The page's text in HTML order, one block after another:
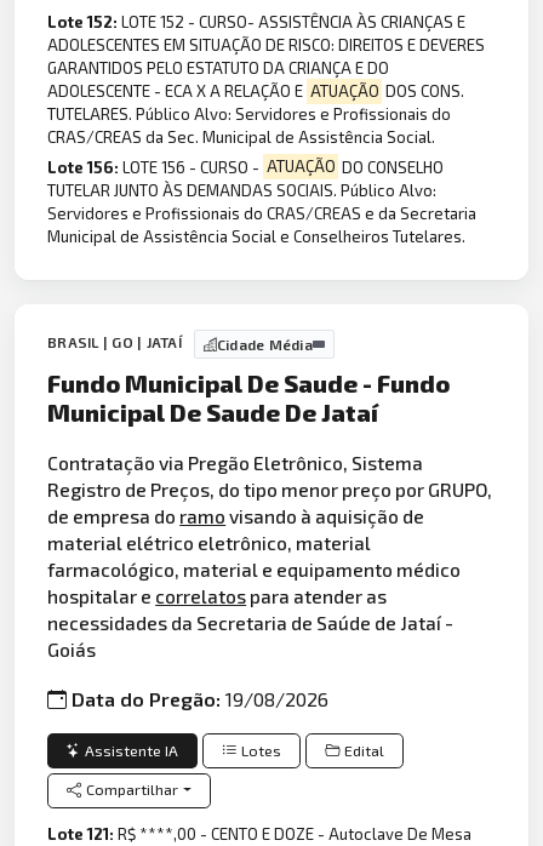
Lote 152:LOTE 152 - CURSO- ASSISTÊNCIA ÀS CRIANÇAS E
ADOLESCENTES EM SITUAÇÃO DE RISCO: DIREITOS E DEVERES
GARANTIDOS PELO ESTATUTO DA CRIANÇA E DO
ADOLESCENTE - ECA X A RELAÇÃO E ATUAÇÃO DOS CONS.
TUTELARES. Público Alvo: Servidores e Profissionais do
CRAS/CREAS da Sec. Municipal de Assistência Social.
Lote 156:LOTE 156 - CURSO - ATUAÇÃO DO CONSELHO
TUTELAR JUNTO ÀS DEMANDAS SOCIAIS. Público Alvo:
Servidores e Profissionais do CRAS/CREAS e da Secretaria
Municipal de Assistência Social e Conselheiros Tutelares.
BRASIL | GO | JATAÍ Cidade Média
Fundo Municipal De Saude - Fundo
Municipal De Saude De Jataí
Contratação via Pregão Eletrônico, Sistema
Registro de Preços, do tipo menor preço por GRUPO,
de empresa do ramo visando à aquisição de
material elétrico eletrônico, material
farmacológico, material e equipamento médico
hospitalar e correlatos para atender as
necessidades da Secretaria de Saúde de Jataí -
Goiás
Data do Pregão:19/08/2026
Assistente IA Lotes Edital
Compartilhar
Lote 121:R$ ****,00 - CENTO E DOZE - Autoclave De Mesa